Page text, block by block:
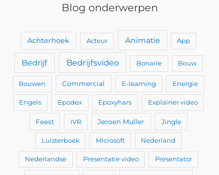
Blog onderwerpen
Achterhoek Acteur Animatie App
Bedrijf Bedrijfsvideo Bonaire Bouw
Bouwen Commercial E-learning Energie
Engels Epodex Epoxyhars Explainer video
Feest IVR Jeroen Muller Jingle
Luisterboek Microsoft Nederland
Nederlandse Presentatie video Presentator